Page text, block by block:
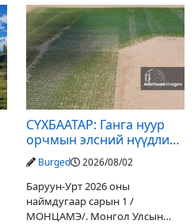
СҮХБААТАР: Ганга нуур
орчмын элсний нүүдлийг
зогсоох туршилтын ажил
үр дүнгээ өгч эхэлжээ
Burged 2026/08/02
Баруун-Урт 2026 оны
наймдугаар сарын 1 /
МОНЦАМЭ/. Монгол Улсын